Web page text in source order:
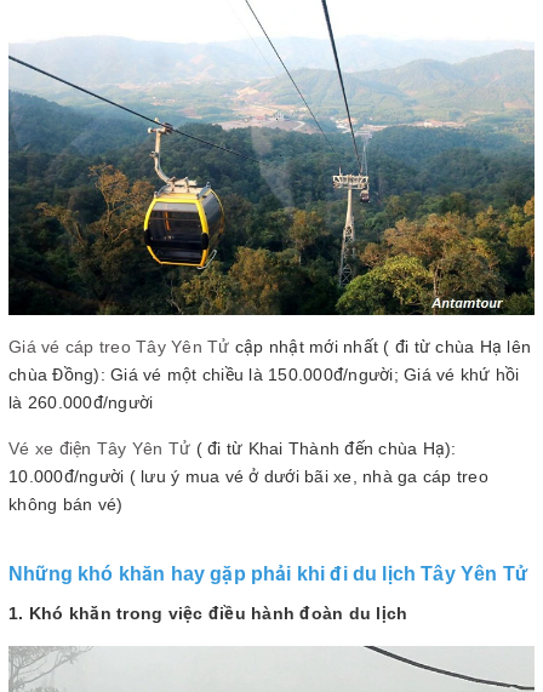
Giá vé cáp treo Tây Yên Tử cập nhật mới nhất ( đi từ chùa Hạ lên
chùa Đồng): Giá vé một chiều là 150.000đ/người; Giá vé khứ hồi
là 260.000đ/người
Vé xe điện Tây Yên Tử ( đi từ Khai Thành đến chùa Hạ):
10.000đ/người ( lưu ý mua vé ở dưới bãi xe, nhà ga cáp treo
không bán vé)
Những khó khăn hay gặp phải khi đi du lịch Tây Yên Tử
1. Khó khăn trong việc điều hành đoàn du lịch